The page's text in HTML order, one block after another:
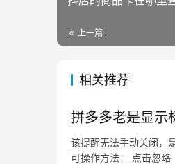
上一篇
相关推荐
拼多多老是显示
该提醒无法手动关闭，
可操作方法： 点击忽